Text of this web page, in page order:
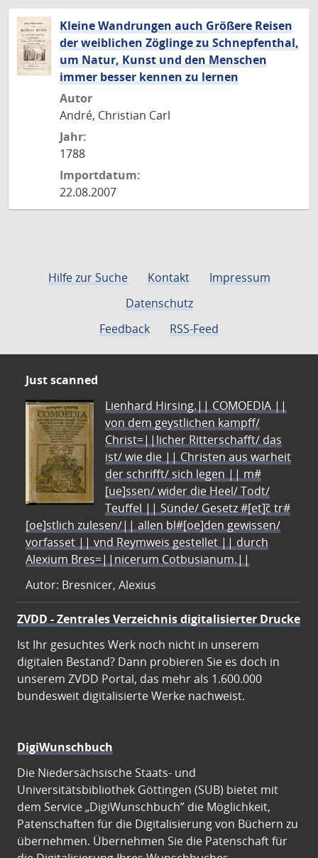
Kleine Wandrungen auch Größere Reisen
der weiblichen Zöglinge zu Schnepfenthal,
um Natur, Kunst und den Menschen
immer besser kennen zu lernen
Autor
André, Christian Carl
Jahr:
1788
Importdatum:
22.08.2007
Hilfe zur Suche Kontakt
Impressum
Datenschutz
Feedback
RSS-Feed
Just scanned
Lienhard Hirsing.|| COMOEDIA ||
von dem geystlichen kampff/
Christ=||licher Ritterschafft/ das
ist/ wie die || Christen aus warheit
der schrifft/ sich legen || m#
[ue]ssen/ wider die Heel/ Todt/
Teuffel || Sünde/ Gesetz #[et]c̃ tr#
[oe]stlich zulesen/|| allen bl#[oe]den gewissen/
vorfasset || vnd Reymweis gestellet || durch
Alexium Bres=||nicerum Cotbusianum.||
Autor: Bresnicer, Alexius
ZVDD - Zentrales Verzeichnis digitalisierter Drucke
Ist Ihr gesuchtes Werk noch nicht in unserem
digitalen Bestand? Dann probieren Sie es doch in
unserem ZVDD Portal, das mehr als 1.600.000
bundesweit digitalisierte Werke nachweist.
DigiWunschbuch
Die Niedersächsische Staats- und
Universitätsbibliothek Göttingen (SUB) bietet mit
dem Service „DigiWunschbuch” die Möglichkeit,
Patenschaften für die Digitalisierung von Büchern zu
übernehmen. Übernehmen Sie die Patenschaft für